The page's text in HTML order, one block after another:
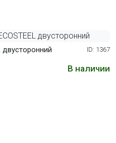
ID: 1367
В наличии